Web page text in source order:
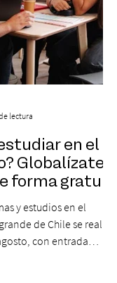
en el
Globalízate te
forma gratuita
y estudios en el
de Chile se realizará
con entrada
lectura